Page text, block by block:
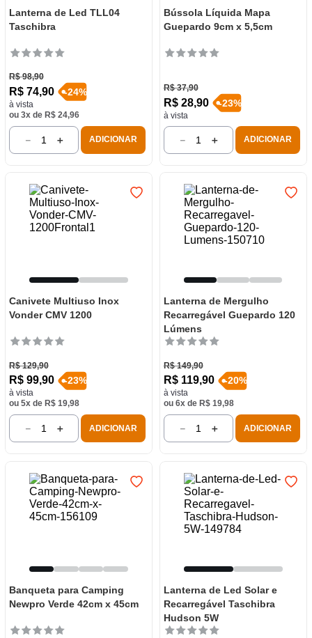
Lanterna de Led TLL04
Taschibra
R$ 98,90
R$ 74,90
à vista
-24%
ou 3x de R$ 24,96
＋
－ ADICIONAR
Bússola Líquida Mapa
Guepardo 9cm x 5,5cm
R$ 37,90
R$ 28,90
à vista
-23%
＋
－ ADICIONAR
Canivete Multiuso Inox
Vonder CMV 1200
R$ 129,90
R$ 99,90
à vista
-23%
ou 5x de R$ 19,98
＋
－ ADICIONAR
Lanterna de Mergulho
Recarregável Guepardo 120
Lúmens
R$ 149,90
R$ 119,90
à vista
-20%
ou 6x de R$ 19,98
＋
－ ADICIONAR
Banqueta para Camping
Newpro Verde 42cm x 45cm
Lanterna de Led Solar e
Recarregável Taschibra
Hudson 5W